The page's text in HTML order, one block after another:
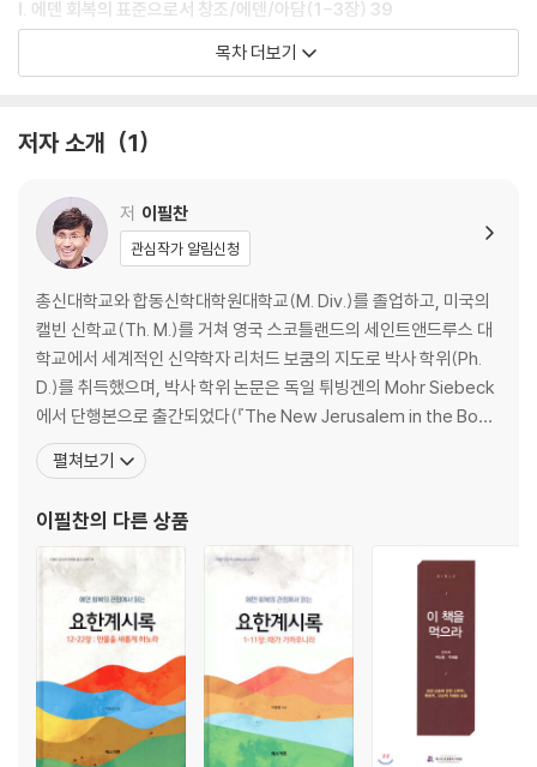
명제 하에 창세기 1-2장을 통해 정리된 창조와 에덴에 대한 개념이 어떻게
구약의 구속 역사에서 회복되고 적용되고 재현되고 활용되는가를 살펴 본
때문에 그 모든 것을 다루려면 많은 지면이 필요하다. 그러므로 이 책은 선
복 이라는 주제를 다루게 될 때 그 주제는 필연적으로 종말적 개념을 내포
하고 있기 때문에 모든 장의 제목에 ‘종말’이란 단어를 사용한다.
I. 에덴 회복의 표준으로서 창조/에덴/아담(1-3장) 39
4. 종말과 타락 162
5. 종말과 타락 그 이후-회복을 향하여 185
III. 에덴 회복의 시작(6-10장) 205
6. 종말과 노아 206
7. 종말과 족장들(아브라함/이삭/야곱/요셉) 239
8. 종말과 모세-출애굽 317
9. 종말과 율법 389
IV. 에덴 회복의 절정(11-15장) 445
11. 종말과 여호수아 446
12. 종말과 사사기 514
13. 종말과 다윗 529
14. 종말과 솔로몬 569
15. 종말과 시편 614
목차 더보기
저자 소개 1
저 이필찬
관심작가 알림신청
총신대학교와 합동신학대학원대학교(M. Div.)를 졸업하고, 미국의
캘빈 신학교(Th. M.)를 거쳐 영국 스코틀랜드의 세인트앤드루스 대
학교에서 세계적인 신약학자 리처드 보쿰의 지도로 박사 학위(Ph.
D.)를 취득했으며, 박사 학위 논문은 독일 튀빙겐의 Mohr Siebeck
에서 단행본으로 출간되었다(『The New Jerusalem in the Book
of Revelation』). 15년간 웨스트민스터신학대학원대학교 교수를
역임하였고, 현재 이필찬요한계시록연구소 소장으로 또 예수가족교
무엇이 문제인가』
펼쳐보기
이필찬의 다른 상품